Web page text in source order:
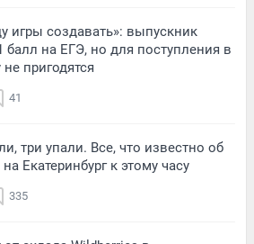
игры создавать»: выпускник
балл на ЕГЭ, но для поступления в
пригодятся
41
три упали. Все, что известно об
Екатеринбург к этому часу
335